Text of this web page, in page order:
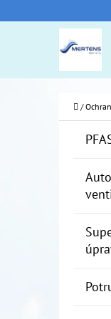
Domov
/
Í
do
obchodu
do
obchodu